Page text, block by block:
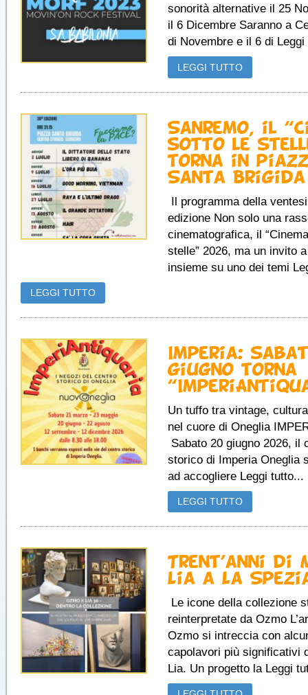
sonorità alternative il 25
il 6 Dicembre Saranno a
di Novembre e il 6 di
LEGGI TUTTO
Sanremo, il
sotto le
torna in
Santa Brigida
Il programma della
edizione Non solo una
cinematografica, il
stelle” 2026, ma un invito
insieme su uno dei temi
LEGGI TUTTO
Imperia:
giugno torna
Un tuffo tra vintage,
nel cuore di Oneglia
Sabato 20 giugno 2026, il
storico di Imperia Oneglia
ad accogliere Leggi tutto...
LEGGI TUTTO
Trent’anni di
Lia a La
Le icone della collezione
reinterpretate da Ozmo
Ozmo si intreccia con
capolavori più significativi
Lia. Un progetto la Leggi